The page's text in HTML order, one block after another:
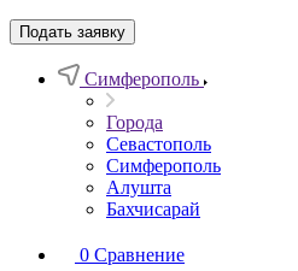
Подать заявку
Симферополь
Города
Севастополь
Симферополь
Алушта
Бахчисарай
0 Сравнение